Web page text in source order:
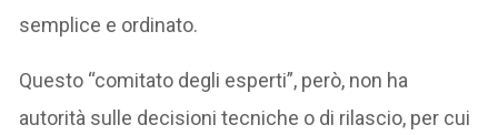
semplice e ordinato.
Questo “comitato degli esperti”, però, non ha
autorità sulle decisioni tecniche o di rilascio, per cui